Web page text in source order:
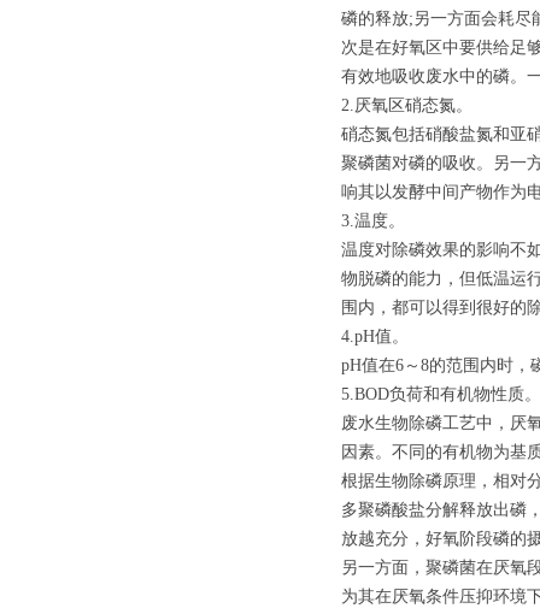
磷的释放;另一方面会耗尽
次是在好氧区中要供给足
有效地吸收废水中的磷。
2.厌氧区硝态氮。
硝态氮包括硝酸盐氮和亚
聚磷菌对磷的吸收。另一
响其以发酵中间产物作为
3.温度。
温度对除磷效果的影响不
物脱磷的能力，但低温运
围内，都可以得到很好的
4.pH值。
pH值在6～8的范围内时，
5.BOD负荷和有机物性质。
废水生物除磷工艺中，厌
因素。不同的有机物为基
根据生物除磷原理，相对
多聚磷酸盐分解释放出磷
放越充分，好氧阶段磷的
另一方面，聚磷菌在厌氧
为其在厌氧条件压抑环境